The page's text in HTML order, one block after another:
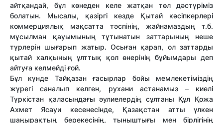
айтқандай, бұл көнеден келе жатқан төл дәстүріміз
болатын. Мысалы, қазіргі кезде Қытай кәсіпкерлері
коммерциялық мақсатта тәспінің, жайнамаздың т.б.
мұсылман қауымының тұтынатын заттарының неше
түрлерін шығарып жатыр. Осыған қарап, ол заттарды
қытай халқының ұлттық қол өнерінің бұйымдары деп
айтуға келмейді ғой.
Бұл күнде Тайқазан ғасырлар бойы мемлекетіміздің
жүрегі саналып келген, рухани астанамыз – киелі
Түркістан қаласындағы әулиелердің сұлтаны Құл Қожа
Ахмет Ясауи кесенесінде, Қазақстан атты үлкен
шаңырақтың берекесінің, тыныштығы мен бірлігінің